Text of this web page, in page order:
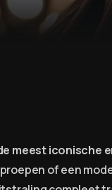
meest iconische
of een